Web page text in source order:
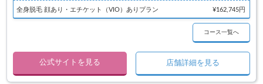
全身脱毛 顔あり・エチケット（VIO）ありプラン ¥162,745円
コース一覧へ
公式サイトを見る 店舗詳細を見る